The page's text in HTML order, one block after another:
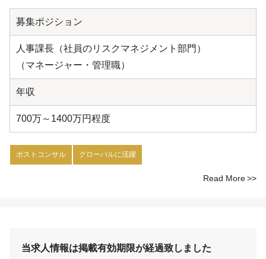
募集ポジション
人事課長（社員のリスクマネジメント部門）
（マネージャー・管理職）
年収
700万～1400万円程度
ポストコンサル グローバルに活躍
Read More
当求人情報は掲載有効期限が経過致しました